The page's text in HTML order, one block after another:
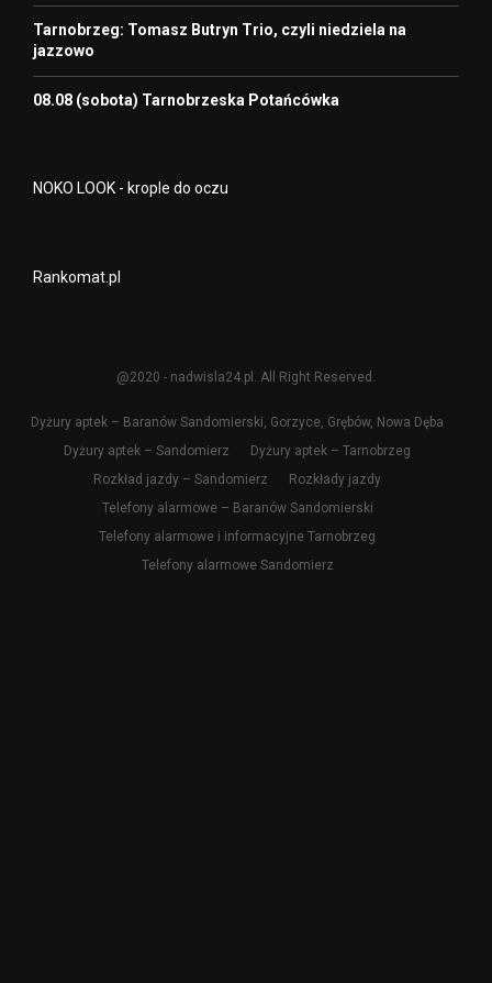
Tarnobrzeg: Tomasz Butryn Trio, czyli niedziela na
jazzowo
08.08 (sobota) Tarnobrzeska Potańcówka
NOKO LOOK - krople do oczu
Rankomat.pl
@2020 - nadwisla24.pl. All Right Reserved.
Dyżury aptek – Baranów Sandomierski, Gorzyce, Grębów, Nowa Dęba
Dyżury aptek – Sandomierz
Dyżury aptek – Tarnobrzeg
Rozkład jazdy – Sandomierz
Rozkłady jazdy
Telefony alarmowe – Baranów Sandomierski
Telefony alarmowe i informacyjne Tarnobrzeg
Telefony alarmowe Sandomierz